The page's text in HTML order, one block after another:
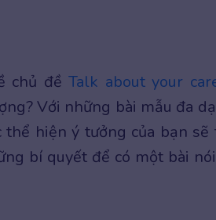
chủ đềTalk about your
Với những bài mẫu đa
thể hiện ý tưởng của bạn sẽ
bí quyết để có một bài